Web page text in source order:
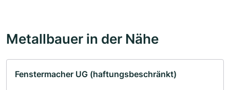
Metallbauer in der Nähe
Fenstermacher UG (haftungsbeschränkt)